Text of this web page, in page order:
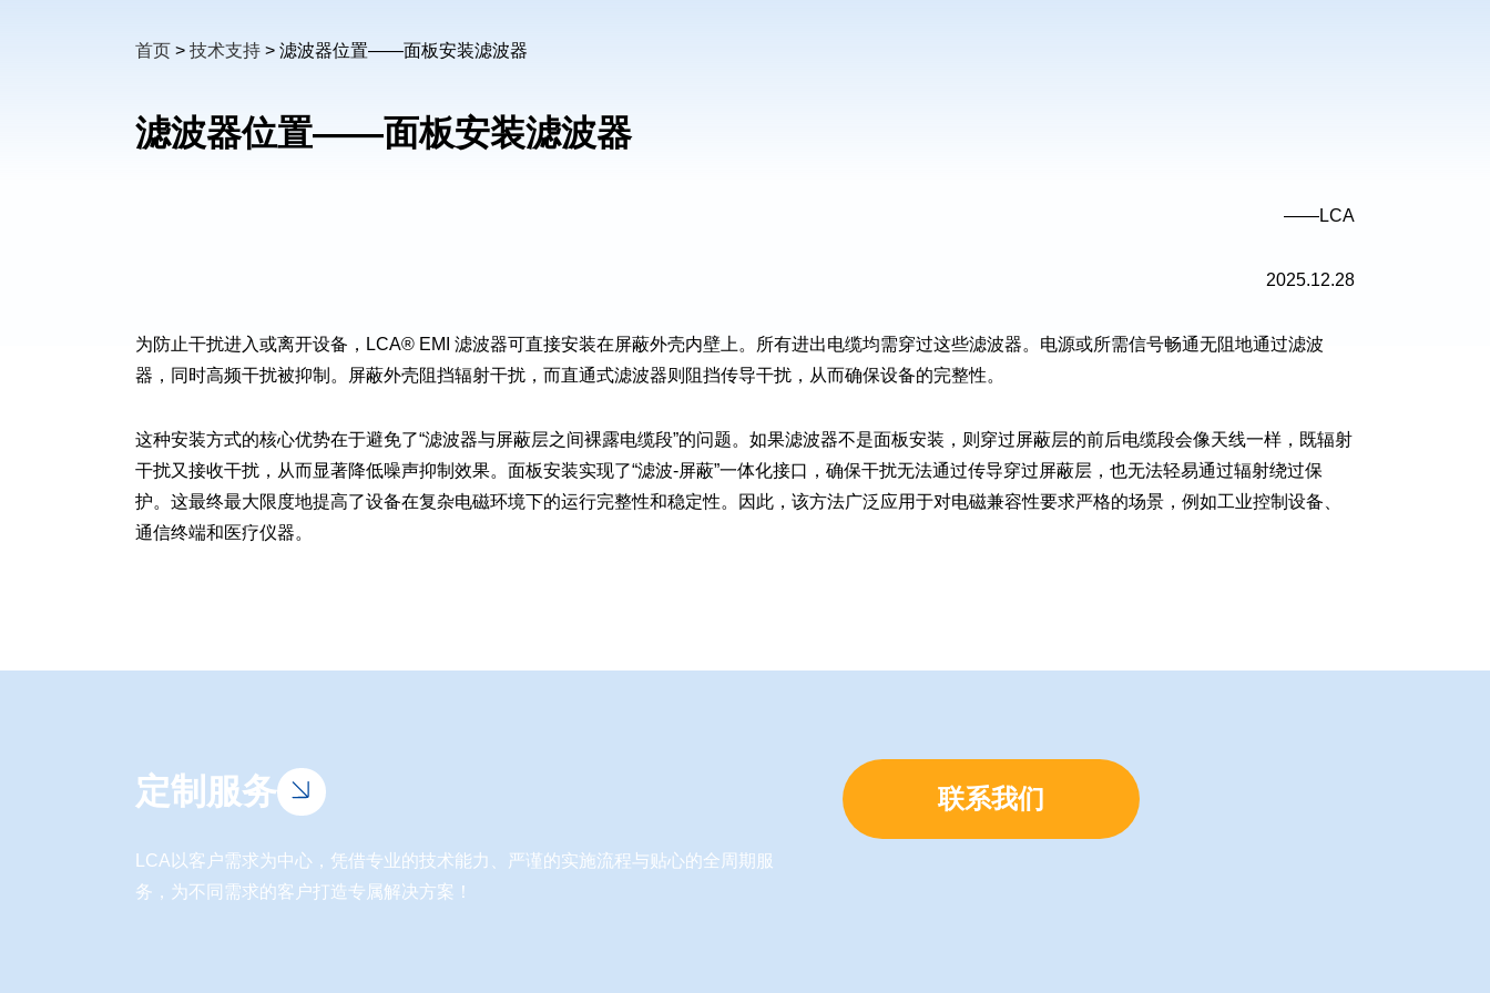
首页 > 技术支持 > 滤波器位置——面板安装滤波器
滤波器位置——面板安装滤波器
——LCA
2025.12.28
为防止干扰进入或离开设备，LCA® EMI 滤波器可直接安装在屏蔽外壳内壁上。所有进出电缆均需穿过这些滤波器。电源或所需信号畅通无阻地通过滤波
器，同时高频干扰被抑制。屏蔽外壳阻挡辐射干扰，而直通式滤波器则阻挡传导干扰，从而确保设备的完整性。
这种安装方式的核心优势在于避免了“滤波器与屏蔽层之间裸露电缆段”的问题。如果滤波器不是面板安装，则穿过屏蔽层的前后电缆段会像天线一样，既辐射
干扰又接收干扰，从而显著降低噪声抑制效果。面板安装实现了“滤波-屏蔽”一体化接口，确保干扰无法通过传导穿过屏蔽层，也无法轻易通过辐射绕过保
护。这最终最大限度地提高了设备​​在复杂电磁环境下的运行完整性和稳定性。因此，该方法广泛应用于对电磁兼容性要求严格的场景，例如工业控制设备、
通信终端和医疗仪器。
定制服务
LCA以客户需求为中心，凭借专业的技术能力、严谨的实施流程与贴心的全周期服
务，为不同需求的客户打造专属解决方案！
联系我们